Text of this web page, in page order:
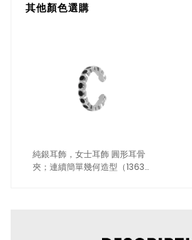
其他顏色選購
純銀耳飾，女士耳飾 圓形耳骨
夾；連續簡單幾何造型（1363